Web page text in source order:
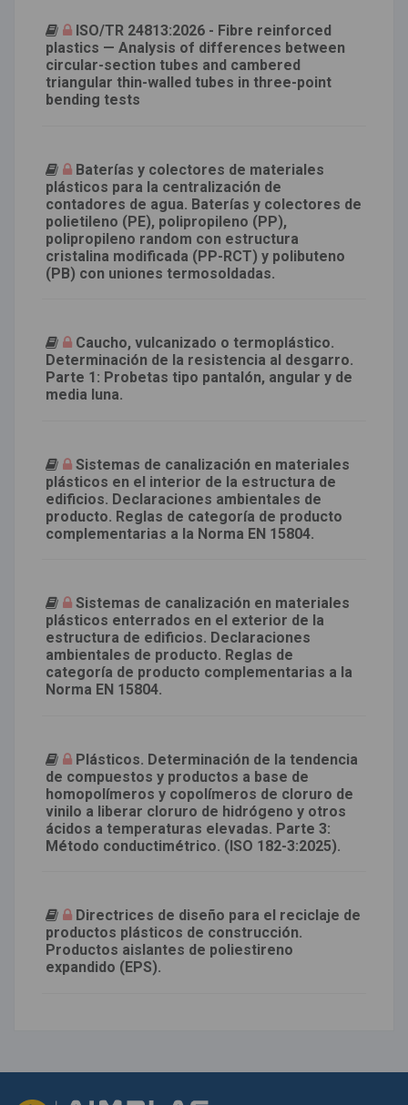
ISO/TR 24813:2026 - Fibre reinforced
plastics — Analysis of differences between
circular-section tubes and cambered
triangular thin-walled tubes in three-point
bending tests
Baterías y colectores de materiales
plásticos para la centralización de
contadores de agua. Baterías y colectores de
polietileno (PE), polipropileno (PP),
polipropileno random con estructura
cristalina modificada (PP-RCT) y polibuteno
(PB) con uniones termosoldadas.
Caucho, vulcanizado o termoplástico.
Determinación de la resistencia al desgarro.
Parte 1: Probetas tipo pantalón, angular y de
media luna.
Sistemas de canalización en materiales
plásticos en el interior de la estructura de
edificios. Declaraciones ambientales de
producto. Reglas de categoría de producto
complementarias a la Norma EN 15804.
Sistemas de canalización en materiales
plásticos enterrados en el exterior de la
estructura de edificios. Declaraciones
ambientales de producto. Reglas de
categoría de producto complementarias a la
Norma EN 15804.
Plásticos. Determinación de la tendencia
de compuestos y productos a base de
homopolímeros y copolímeros de cloruro de
vinilo a liberar cloruro de hidrógeno y otros
ácidos a temperaturas elevadas. Parte 3:
Método conductimétrico. (ISO 182-3:2025).
Directrices de diseño para el reciclaje de
productos plásticos de construcción.
Productos aislantes de poliestireno
expandido (EPS).